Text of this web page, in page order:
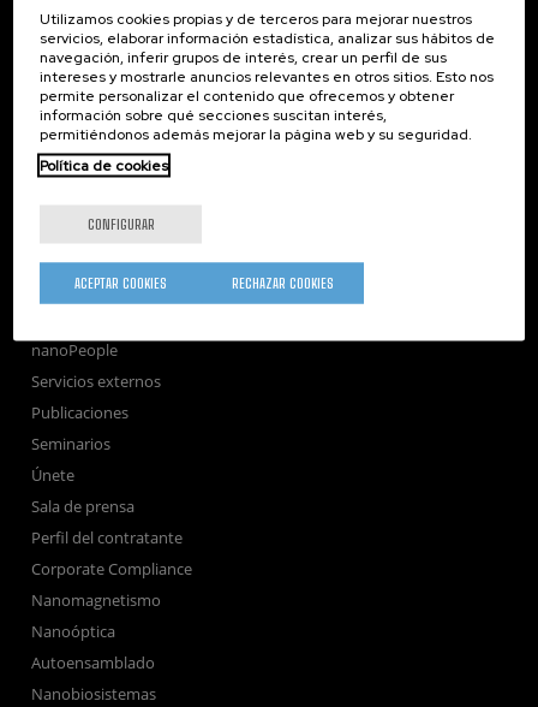
CIC nanoGUNE
Tolosa Hiribidea, 76
E-20018 Donostia / San Sebastian
+34 9... Ver teléfono·nano@nanogune.eu
Subscribe to our Newsletter
Investigación
Formación
nanoPeople
Servicios externos
Publicaciones
Seminarios
Únete
Sala de prensa
Perfil del contratante
Corporate Compliance
Nanomagnetismo
Nanoóptica
Autoensamblado
Nanobiosistemas
Utilizamos cookies propias y de terceros para mejorar nuestros
servicios, elaborar información estadística, analizar sus hábitos de
navegación, inferir grupos de interés, crear un perfil de sus
intereses y mostrarle anuncios relevantes en otros sitios. Esto nos
permite personalizar el contenido que ofrecemos y obtener
información sobre qué secciones suscitan interés,
permitiéndonos además mejorar la página web y su seguridad.
Política de cookies
CONFIGURAR
RECHAZAR COOKIES
ACEPTAR COOKIES